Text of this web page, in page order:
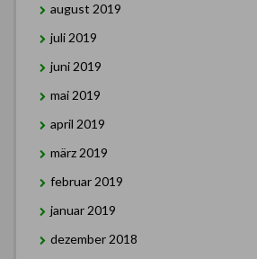
august 2019
juli 2019
juni 2019
mai 2019
april 2019
märz 2019
februar 2019
januar 2019
dezember 2018